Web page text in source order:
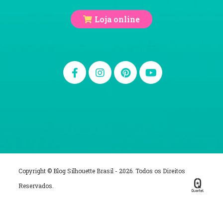
Loja online
Copyright © Blog Silhouette Brasil - 2026. Todos os Direitos
Reservados.